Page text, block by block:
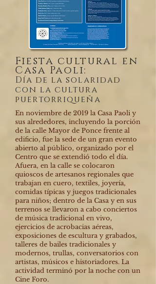
Fiesta cultural en
Casa Paoli:
Día de la solaridad
con la cultura
puertorriqueña
En noviembre de 2019 la Casa Paoli y
sus alrededores, incluyendo la porción
de la calle Mayor de Ponce frente al
edificio, fue la sede de un gran evento
abierto al público, organizado por el
Centro que se extendió todo el día.
Afuera, en la calle se colocaron
quioscos de artesanos regionales que
trabajan en cuero, textiles, joyería,
comidas típicas y juegos tradicionales
para niños; dentro de la Casa y en sus
terrenos se llevaron a cabo conciertos
de música tradicional en vivo,
ejercicios de acrobacias aéreas,
exposiciones de escultura y grabados,
talleres de bailes tradicionales y
modernos, trullas, conversatorios con
artistas, músicos e historiadores. La
actividad terminó por la noche con un
Cine Foro.